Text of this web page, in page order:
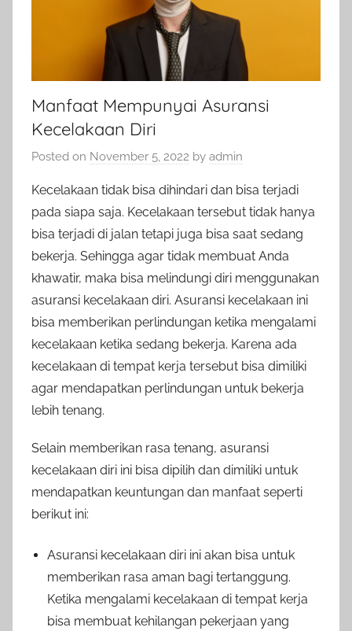
Manfaat Mempunyai Asuransi
Kecelakaan Diri
Posted on November 5, 2022 by admin
Kecelakaan tidak bisa dihindari dan bisa terjadi
pada siapa saja. Kecelakaan tersebut tidak hanya
bisa terjadi di jalan tetapi juga bisa saat sedang
bekerja. Sehingga agar tidak membuat Anda
khawatir, maka bisa melindungi diri menggunakan
asuransi kecelakaan diri. Asuransi kecelakaan ini
bisa memberikan perlindungan ketika mengalami
kecelakaan ketika sedang bekerja. Karena ada
kecelakaan di tempat kerja tersebut bisa dimiliki
agar mendapatkan perlindungan untuk bekerja
lebih tenang.
Selain memberikan rasa tenang, asuransi
kecelakaan diri ini bisa dipilih dan dimiliki untuk
mendapatkan keuntungan dan manfaat seperti
berikut ini:
Asuransi kecelakaan diri ini akan bisa untuk
memberikan rasa aman bagi tertanggung.
Ketika mengalami kecelakaan di tempat kerja
bisa membuat kehilangan pekerjaan yang